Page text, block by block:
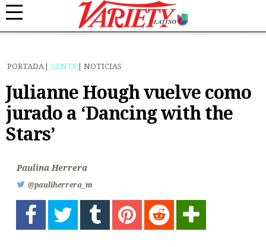
PORTADA GENTE NOTICIAS
Julianne Hough vuelve como
jurado a ‘Dancing with the
Stars’
Paulina Herrera
@pauliherrera_m